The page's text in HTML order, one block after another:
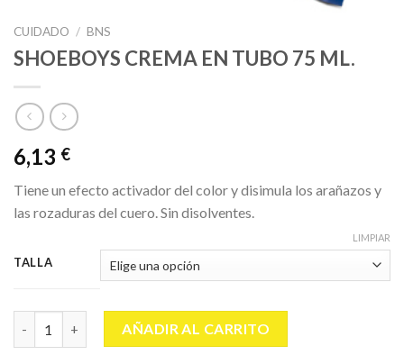
CUIDADO / BNS
SHOEBOYS CREMA EN TUBO 75 ML.
6,13 €
Tiene un efecto activador del color y disimula los arañazos y
las rozaduras del cuero. Sin disolventes.
TALLA
LIMPIAR
SHOEBOYS CREMA EN TUBO 75 ML. cantidad
AÑADIR AL CARRITO